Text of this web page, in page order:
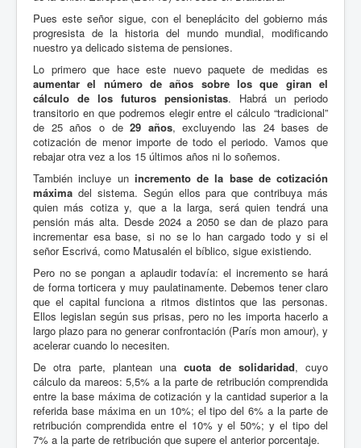
Pues este señor sigue, con el beneplácito del gobierno más
progresista de la historia del mundo mundial, modificando
nuestro ya delicado sistema de pensiones.
Lo primero que hace este nuevo paquete de medidas es
aumentar el número de años sobre los que giran el
cálculo de los futuros pensionistas. Habrá un periodo
transitorio en que podremos elegir entre el cálculo “tradicional”
de 25 años o de29 años, excluyendo las 24 bases de
cotización de menor importe de todo el periodo. Vamos que
rebajar otra vez a los 15 últimos años ni lo soñemos.
También incluye un incremento de la base de cotización
máxima del sistema. Según ellos para que contribuya más
quien más cotiza y, que a la larga, será quien tendrá una
pensión más alta. Desde 2024 a 2050 se dan de plazo para
incrementar esa base, si no se lo han cargado todo y si el
señor Escrivá, como Matusalén el bíblico, sigue existiendo.
Pero no se pongan a aplaudir todavía: el incremento se hará
de forma torticera y muy paulatinamente. Debemos tener claro
que el capital funciona a ritmos distintos que las personas.
Ellos legislan según sus prisas, pero no les importa hacerlo a
largo plazo para no generar confrontación (París mon amour), y
acelerar cuando lo necesiten.
De otra parte, plantean unacuota de solidaridad, cuyo
cálculo da mareos: 5,5% a la parte de retribución comprendida
entre la base máxima de cotización y la cantidad superior a la
referida base máxima en un 10%; el tipo del 6% a la parte de
retribución comprendida entre el 10% y el 50%; y el tipo del
7% a la parte de retribución que supere el anterior porcentaje.